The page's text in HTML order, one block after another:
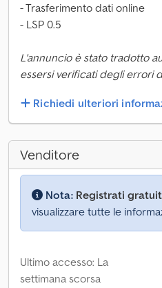
- Trasferimento dati online
- LSP 0.5
L'annuncio è stato tradotto
essersi verificati degli errori
Richiedi ulteriori
Venditore
Nota: Registrati
visualizzare tutte le
Ultimo accesso: La
settimana scorsa